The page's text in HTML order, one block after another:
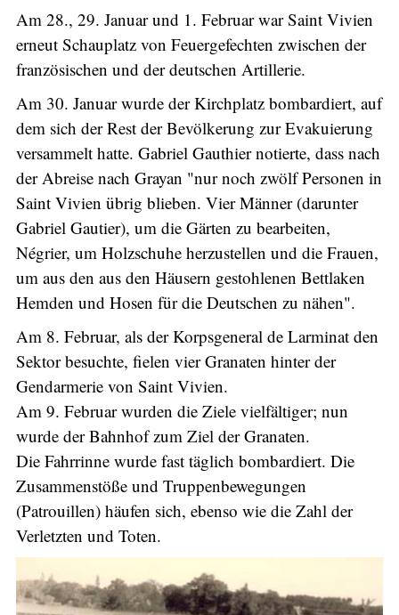
Am 28., 29. Januar und 1. Februar war Saint Vivien
erneut Schauplatz von Feuergefechten zwischen der
französischen und der deutschen Artillerie.
Am 30. Januar wurde der Kirchplatz bombardiert, auf
dem sich der Rest der Bevölkerung zur Evakuierung
versammelt hatte. Gabriel Gauthier notierte, dass nach
der Abreise nach Grayan "nur noch zwölf Personen in
Saint Vivien übrig blieben. Vier Männer (darunter
Gabriel Gautier), um die Gärten zu bearbeiten,
Négrier, um Holzschuhe herzustellen und die Frauen,
um aus den aus den Häusern gestohlenen Bettlaken
Hemden und Hosen für die Deutschen zu nähen".
Am 8. Februar, als der Korpsgeneral de Larminat den
Sektor besuchte, fielen vier Granaten hinter der
Gendarmerie von Saint Vivien.
Am 9. Februar wurden die Ziele vielfältiger; nun
wurde der Bahnhof zum Ziel der Granaten.
Die Fahrrinne wurde fast täglich bombardiert. Die
Zusammenstöße und Truppenbewegungen
(Patrouillen) häufen sich, ebenso wie die Zahl der
Verletzten und Toten.